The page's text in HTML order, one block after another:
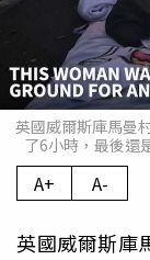
英國威爾斯庫馬曼
了6小時，最後還
A+ A-
英國威爾斯庫